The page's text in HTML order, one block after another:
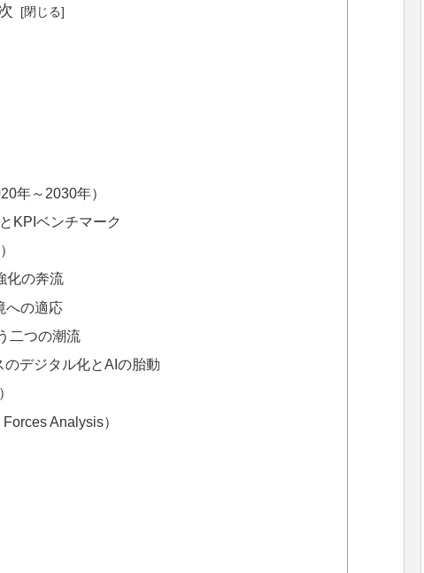
年～2030年）
KPIベンチマーク
化の奔流
への適応
二つの潮流
デジタル化とAIの胎動
Analysis）